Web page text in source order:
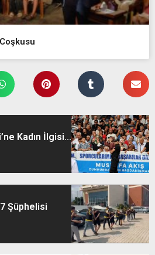
Kadın İlgisi...
Şüphelisi